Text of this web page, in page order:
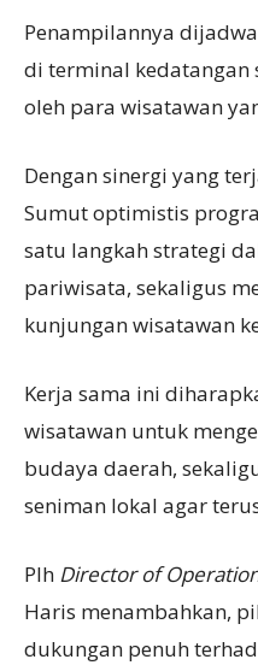
Penampilannya
di terminal
oleh para wisatawan
Dengan sinergi yang
Sumut optimistis
satu langkah strategi
pariwisata, sekaligus
kunjungan wisatawan
Kerja sama ini
wisatawan untuk
budaya daerah,
seniman lokal agar
Plh Director of
Haris menambahkan,
dukungan penuh